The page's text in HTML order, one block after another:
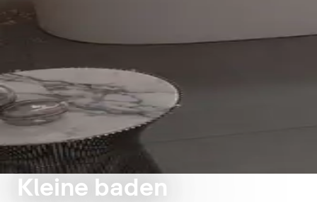
Kleine baden